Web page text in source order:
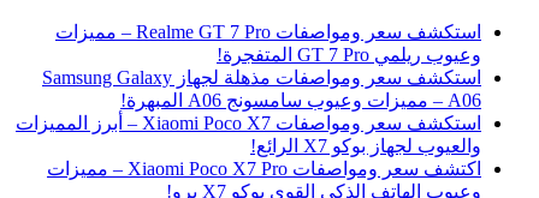
استكشف سعر ومواصفات Realme GT 7 Pro – مميزات
وعيوب ريلمي GT 7 Pro المتفجرة!
استكشف سعر ومواصفات مذهلة لجهاز Samsung Galaxy
A06 – مميزات وعيوب سامسونج A06 المبهرة!
استكشف سعر ومواصفات Xiaomi Poco X7 – أبرز المميزات
والعيوب لجهاز بوكو X7 الرائع!
اكتشف سعر ومواصفات Xiaomi Poco X7 Pro – مميزات
وعيوب الهاتف الذكي القوي بوكو X7 برو!